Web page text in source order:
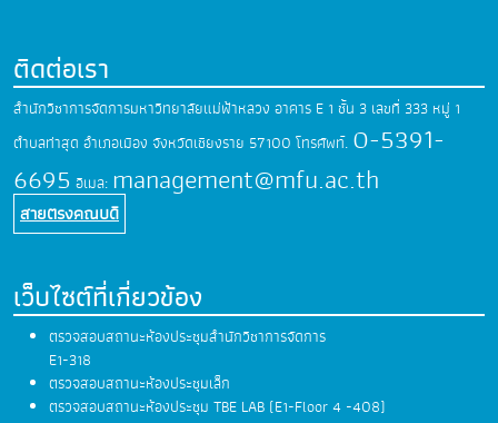
ติดต่อเรา
สำนักวิชาการจัดการมหาวิทยาลัยแม่ฟ้าหลวง อาคาร E 1 ชั้น 3 เลขที่ 333 หมู่ 1
ตำบลท่าสุด อำเภอเมือง จังหวัดเชียงราย 57100 โทรศัพท์. 0-5391-
6695 อีเมล: management@mfu.ac.th
สายตรงคณบดี
เว็บไซต์ที่เกี่ยวข้อง
ตรวจสอบสถานะห้องประชุมสำนักวิชาการจัดการ
E1-318
ตรวจสอบสถานะห้องประชุมเล็ก
ตรวจสอบสถานะห้องประชุม TBE LAB (E1-Floor 4 -408)